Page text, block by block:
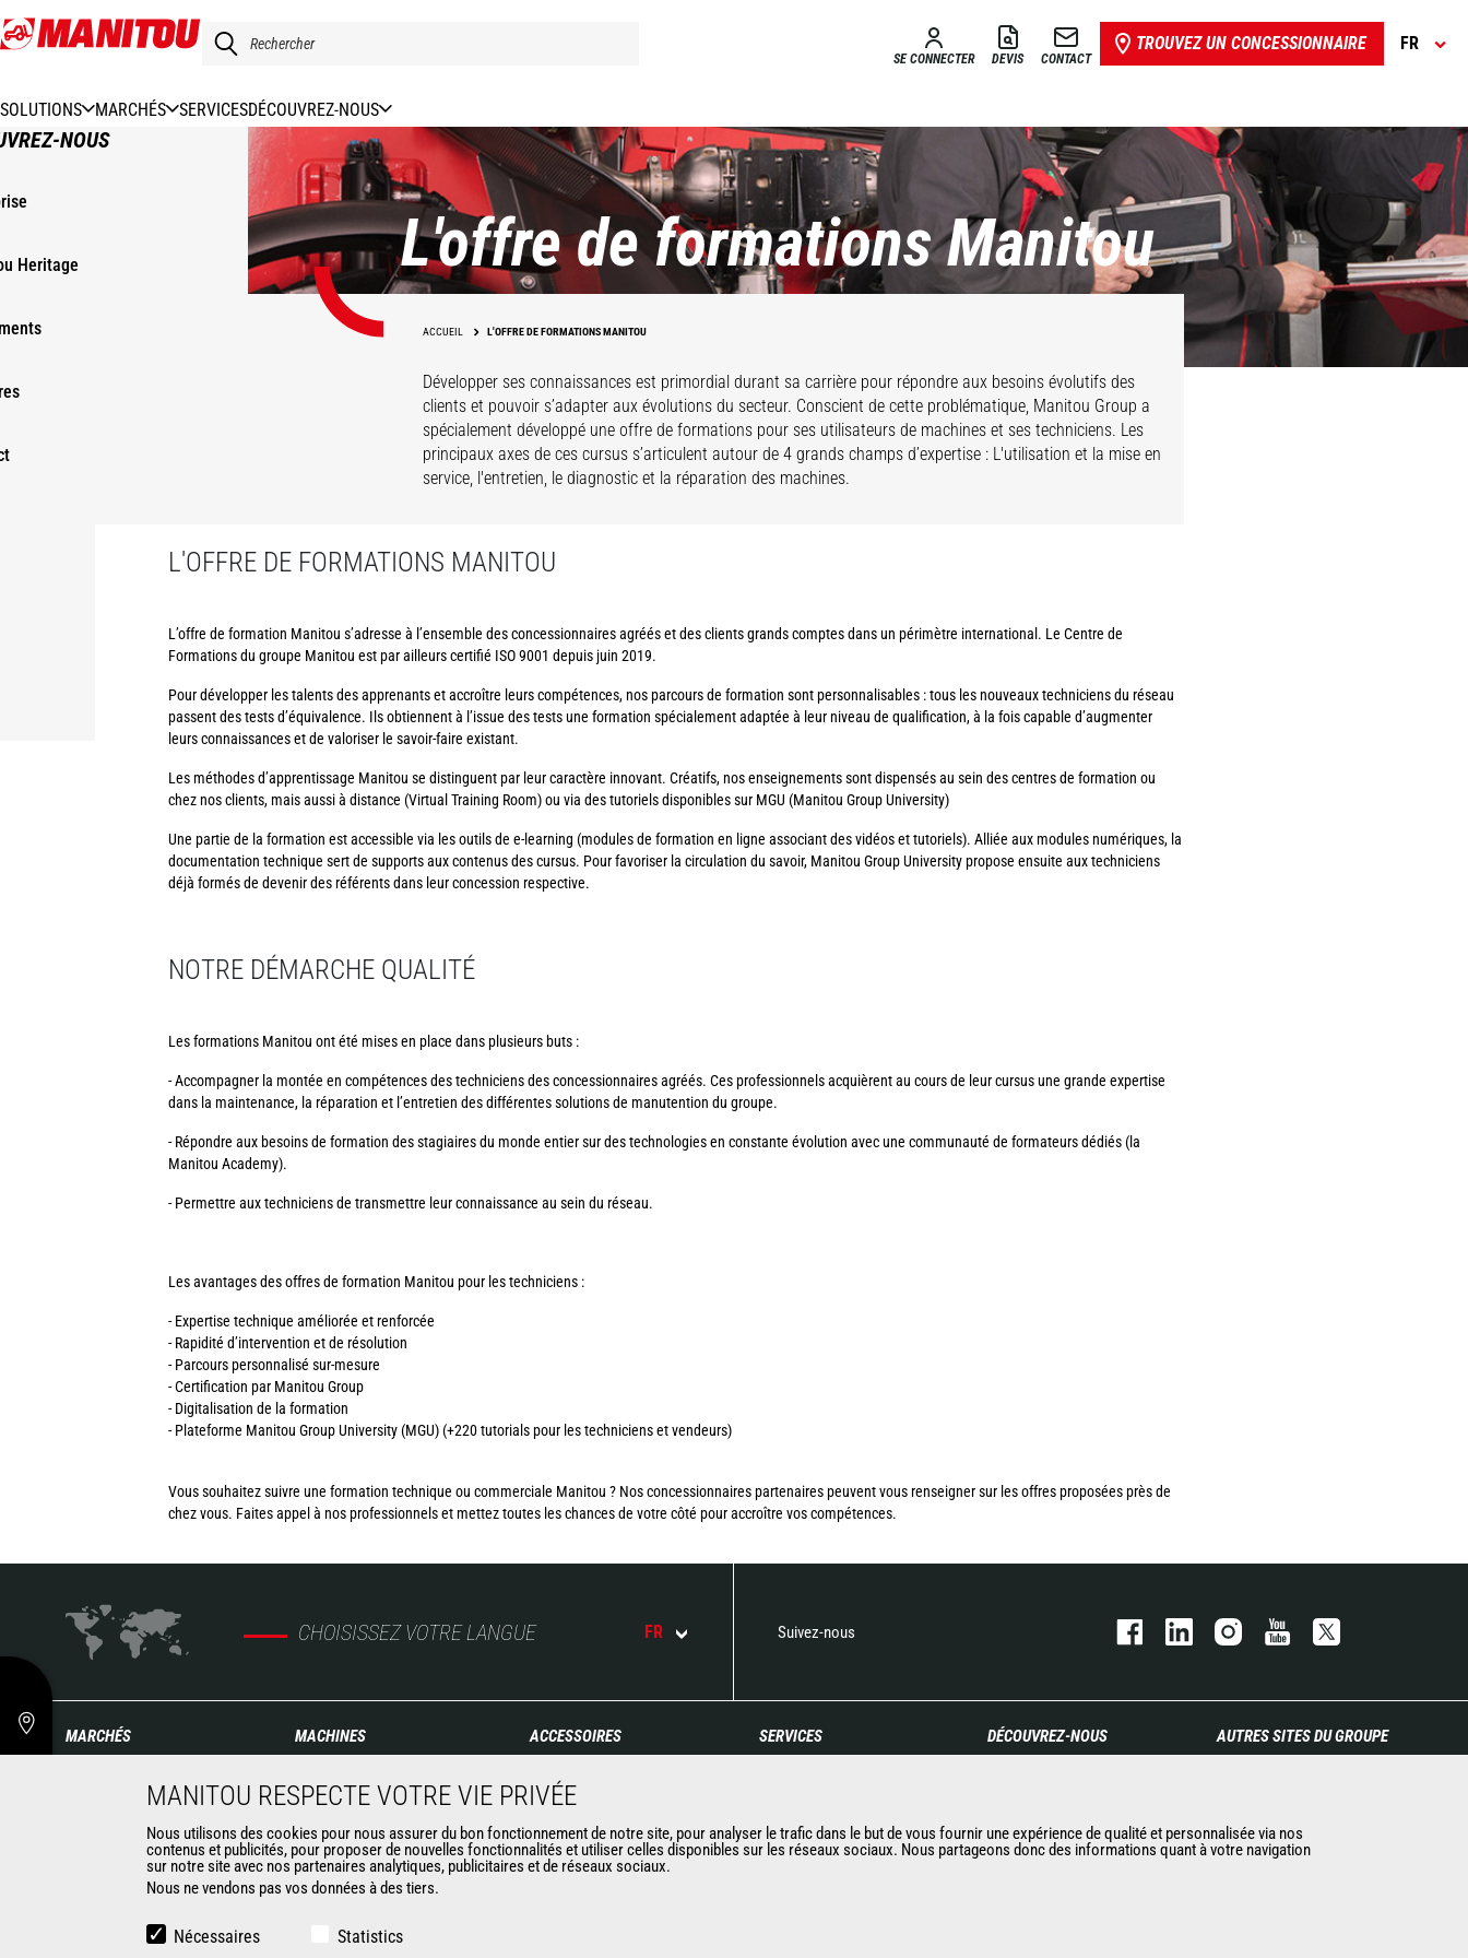
Aller
au
SE CONNECTER DEVIS CONTACT
TROUVEZ UN CONCESSIONNAIRE FR
SOLUTIONS MARCHÉS SERVICESDÉCOUVREZ-NOUS
NOUS
Heritage L'offre de formations Manitou
ACCUEIL L'OFFRE DE FORMATIONS MANITOU
Développer ses connaissances est primordial durant sa carrière pour répondre aux besoins évolutifs des
clients et pouvoir s’adapter aux évolutions du secteur. Conscient de cette problématique, Manitou Group a
spécialement développé une offre de formations pour ses utilisateurs de machines et ses techniciens. Les
principaux axes de ces cursus s’articulent autour de 4 grands champs d’expertise : L'utilisation et la mise en
service, l'entretien, le diagnostic et la réparation des machines.
L'OFFRE DE FORMATIONS MANITOU
L’offre de formation Manitou s’adresse à l’ensemble des concessionnaires agréés et des clients grands comptes dans un périmètre international. Le Centre de
Formations du groupe Manitou est par ailleurs certifié ISO 9001 depuis juin 2019.
Pour développer les talents des apprenants et accroître leurs compétences, nos parcours de formation sont personnalisables : tous les nouveaux techniciens du réseau
passent des tests d’équivalence. Ils obtiennent à l’issue des tests une formation spécialement adaptée à leur niveau de qualification, à la fois capable d’augmenter
leurs connaissances et de valoriser le savoir-faire existant.
Les méthodes d’apprentissage Manitou se distinguent par leur caractère innovant. Créatifs, nos enseignements sont dispensés au sein des centres de formation ou
chez nos clients, mais aussi à distance (Virtual Training Room) ou via des tutoriels disponibles sur MGU (Manitou Group University)
Une partie de la formation est accessible via les outils de e-learning (modules de formation en ligne associant des vidéos et tutoriels). Alliée aux modules numériques, la
documentation technique sert de supports aux contenus des cursus. Pour favoriser la circulation du savoir, Manitou Group University propose ensuite aux techniciens
déjà formés de devenir des référents dans leur concession respective.
NOTRE DÉMARCHE QUALITÉ
Les formations Manitou ont été mises en place dans plusieurs buts :
- Accompagner la montée en compétences des techniciens des concessionnaires agréés. Ces professionnels acquièrent au cours de leur cursus une grande expertise
dans la maintenance, la réparation et l’entretien des différentes solutions de manutention du groupe.
- Répondre aux besoins de formation des stagiaires du monde entier sur des technologies en constante évolution avec une communauté de formateurs dédiés (la
Manitou Academy).
- Permettre aux techniciens de transmettre leur connaissance au sein du réseau.
Les avantages des offres de formation Manitou pour les techniciens :
- Expertise technique améliorée et renforcée
- Rapidité d’intervention et de résolution
- Parcours personnalisé sur-mesure
- Certification par Manitou Group
- Digitalisation de la formation
- Plateforme Manitou Group University (MGU) (+220 tutorials pour les techniciens et vendeurs)
Vous souhaitez suivre une formation technique ou commerciale Manitou ? Nos concessionnaires partenaires peuvent vous renseigner sur les offres proposées près de
chez vous. Faites appel à nos professionnels et mettez toutes les chances de votre côté pour accroître vos compétences.
CHOISISSEZ VOTRE LANGUE FR Suivez-nous
MARCHÉS
Construction
Pétrole & gaz
Aéronautique
MACHINES
Construction
Chargeuses articulées
Nacelles élévatrices
Chariots embarqués
ACCESSOIRES
Pinces
Manutention sur fourches
Fourches et Grappins
SERVICES
Maintenance
Pièces de rechange
DÉCOUVREZ-NOUS
Informations légales
Politique de protection des
AUTRES SITES DU GROUPE
Used Manitou Machines
RMI Manitou
MANITOU RESPECTE VOTRE VIE PRIVÉE
Nous utilisons des cookies pour nous assurer du bon fonctionnement de notre site, pour analyser le trafic dans le but de vous fournir une expérience de qualité et personnalisée via nos
contenus et publicités, pour proposer de nouvelles fonctionnalités et utiliser celles disponibles sur les réseaux sociaux. Nous partageons donc des informations quant à votre navigation
sur notre site avec nos partenaires analytiques, publicitaires et de réseaux sociaux.
Nous ne vendons pas vos données à des tiers.
Nécessaires Statistics